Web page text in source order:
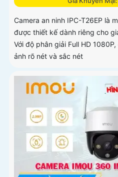
Camera an ninh IPC-T26EP là
được thiết kế dành riêng cho
Với độ phân giải Full HD
ảnh rõ nét và sắc nét